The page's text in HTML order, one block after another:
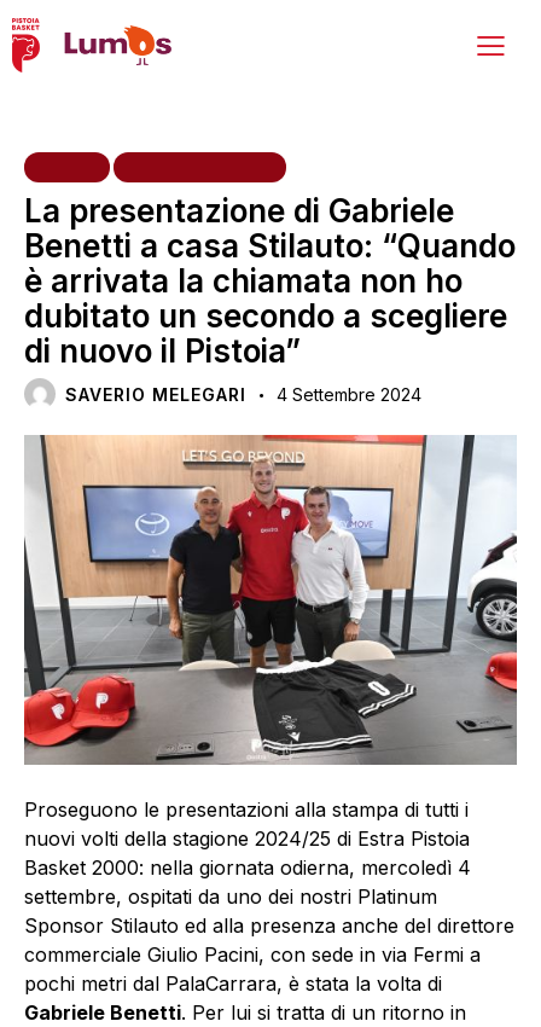
La presentazione di Gabriele
Benetti a casa Stilauto: “Quando
è arrivata la chiamata non ho
dubitato un secondo a scegliere
di nuovo il Pistoia”
SAVERIO MELEGARI 4 Settembre 2024
Proseguono le presentazioni alla stampa di tutti i
nuovi volti della stagione 2024/25 di Estra Pistoia
Basket 2000: nella giornata odierna, mercoledì 4
settembre, ospitati da uno dei nostri Platinum
Sponsor Stilauto ed alla presenza anche del direttore
commerciale Giulio Pacini, con sede in via Fermi a
pochi metri dal PalaCarrara, è stata la volta di
Gabriele Benetti. Per lui si tratta di un ritorno in